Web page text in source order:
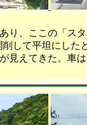
り、ここの「ス
して平坦にし
が見えてきた。車